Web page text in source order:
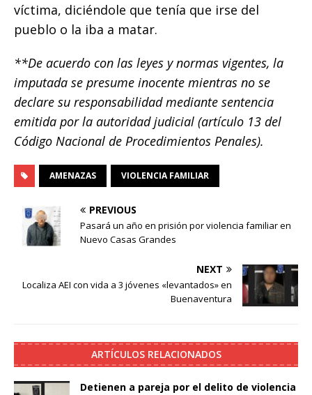
víctima, diciéndole que tenía que irse del
pueblo o la iba a matar.
**De acuerdo con las leyes y normas vigentes, la
imputada se presume inocente mientras no se
declare su responsabilidad mediante sentencia
emitida por la autoridad judicial (artículo 13 del
Código Nacional de Procedimientos Penales).
AMENAZAS VIOLENCIA FAMILIAR
PREVIOUS
Pasará un año en prisión por violencia familiar en
Nuevo Casas Grandes
NEXT
Localiza AEI con vida a 3 jóvenes «levantados» en
Buenaventura
ARTÍCULOS RELACIONADOS
Detienen a pareja por el delito de violencia